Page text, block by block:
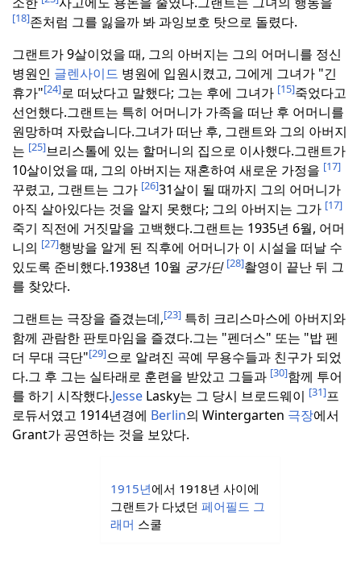
[18]존처럼 그를 잃을까 봐 과잉보호 탓으로 돌렸다.
그랜트가 9살이었을 때, 그의 아버지는 그의 어머니를 정신
병원인 글렌사이드 병원에 입원시켰고, 그에게 그녀가 "긴
휴가"[24]로 떠났다고 말했다; 그는 후에 그녀가 [15]죽었다고
선언했다.그랜트는 특히 어머니가 가족을 떠난 후 어머니를
원망하며 자랐습니다.그녀가 떠난 후, 그랜트와 그의 아버지
는 [25]브리스톨에 있는 할머니의 집으로 이사했다.그랜트가
10살이었을 때, 그의 아버지는 재혼하여 새로운 가정을 [17]
꾸렸고, 그랜트는 그가 [26]31살이 될 때까지 그의 어머니가
아직 살아있다는 것을 알지 못했다; 그의 아버지는 그가 [17]
죽기 직전에 거짓말을 고백했다.그랜트는 1935년 6월, 어머
니의 [27]행방을 알게 된 직후에 어머니가 이 시설을 떠날 수
있도록 준비했다.1938년 10월 궁가딘 [28]촬영이 끝난 뒤 그
를 찾았다.
그랜트는 극장을 즐겼는데,[23] 특히 크리스마스에 아버지와
함께 관람한 판토마임을 즐겼다.그는 "펜더스" 또는 "밥 펜
더 무대 극단"[29]으로 알려진 곡예 무용수들과 친구가 되었
다.그 후 그는 실타래로 훈련을 받았고 그들과 [30]함께 투어
를 하기 시작했다.Jesse Lasky는 그 당시 브로드웨이 [31]프
로듀서였고 1914년경에 Berlin의 Wintergarten 극장에서
Grant가 공연하는 것을 보았다.
1915년에서 1918년 사이에
그랜트가 다녔던 페어필드 그
래머 스쿨